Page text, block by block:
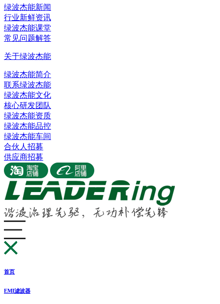
绿波杰能新闻
行业新鲜资讯
绿波杰能课堂
常见问题解答
关于绿波杰能
绿波杰能简介
联系绿波杰能
绿波杰能文化
核心研发团队
绿波杰能资质
绿波杰能品控
绿波杰能车间
合伙人招募
供应商招募
首页
EMI滤波器